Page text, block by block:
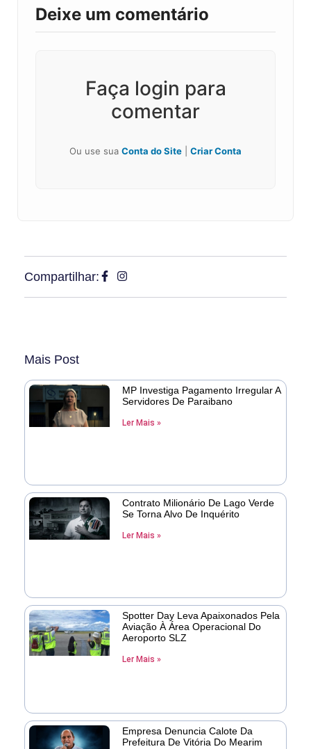
Deixe um comentário
Faça login para
comentar
Ou use sua Conta do Site Criar Conta
Compartilhar:
Mais Post
MP Investiga Pagamento Irregular A
Servidores De Paraibano
Ler Mais »
Contrato Milionário De Lago Verde
Se Torna Alvo De Inquérito
Ler Mais »
Spotter Day Leva Apaixonados Pela
Aviação À Área Operacional Do
Aeroporto SLZ
Ler Mais »
Empresa Denuncia Calote Da
Prefeitura De Vitória Do Mearim